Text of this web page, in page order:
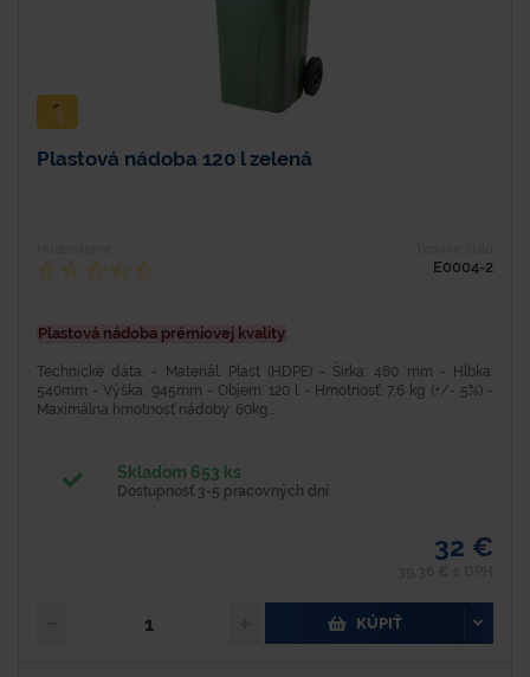
Plastová nádoba 120 l zelená
E0004-2
Plastová nádoba prémiovej kvality
Technické dáta: - Materiál: Plast (HDPE) - Šírka: 480 mm - Hĺbka:
540mm - Výška: 945mm - Objem: 120 l - Hmotnosť: 7,6 kg (+/- 5%) -
Maximálna hmotnosť nádoby: 60kg...
Skladom 653 ks
Dostupnosť 3-5 pracovných dní
32 €
KÚPIŤ